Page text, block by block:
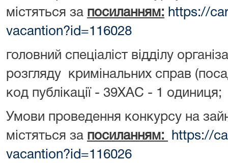
містяться за посиланням: https://
vacantion?id=116028
головний спеціаліст відділу
розгляду кримінальних справ
код публікації - 39ХАС - 1 одиниця;
Умови проведення конкурсу на
містяться за посиланням:
https://
vacantion?id=116026